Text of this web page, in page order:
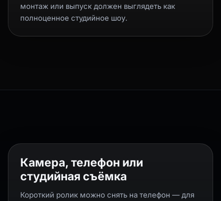
монтаж или выпуск должен выглядеть как
полноценное студийное шоу.
Камера, телефон или
студийная съёмка
Короткий ролик можно снять на телефон — для